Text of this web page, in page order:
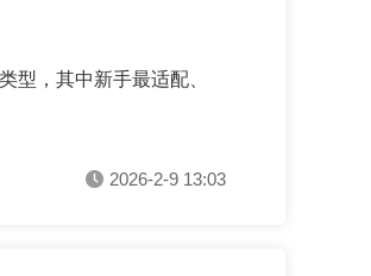
型，其中新手最适配、
2026-2-9 13:03